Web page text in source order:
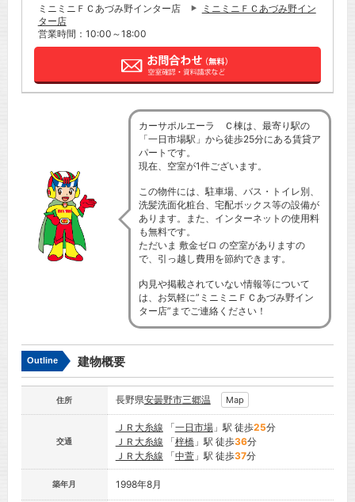
ミニミニＦＣあづみ野インター店
ミニミニＦＣあづみ野イン
ター店
営業時間：10:00～18:00
カーサポルエーラ Ｃ棟は、最寄り駅の
「一日市場駅」から徒歩25分にある賃貸ア
パートです。
現在、空室が1件ございます。
この物件には、駐車場、バス・トイレ別、
洗髪洗面化粧台、宅配ボックス等の設備が
あります。また、インターネットの使用料
も無料です。
ただいま 敷金ゼロ の空室がありますの
で、引っ越し費用を節約できます。
内見や掲載されていない情報等について
は、お気軽に”ミニミニＦＣあづみ野イン
ター店”までご連絡ください！
Outline 建物概要
住所 長野県安曇野市三郷温 Map
交通
ＪＲ大糸線 「一日市場」駅 徒歩25分
ＪＲ大糸線 「梓橋」駅 徒歩36分
ＪＲ大糸線 「中萱」駅 徒歩37分
築年月 1998年8月